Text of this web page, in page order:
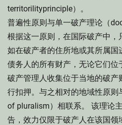
territorilityprinciple）。
普遍性原则与单一破产理论（
根据这一原则，在国际破产中
如在破产者的住所地或其所属
债务人的所有财产，无论它们
破产管理人收集位于当地的破产
行扣押。与之相对的地域性原
of pluralism）相联系。 该理论
告，效力仅限于破产人在该国